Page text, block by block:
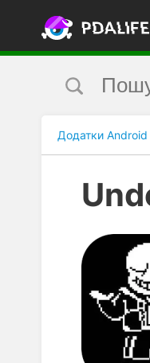
Додатки Android